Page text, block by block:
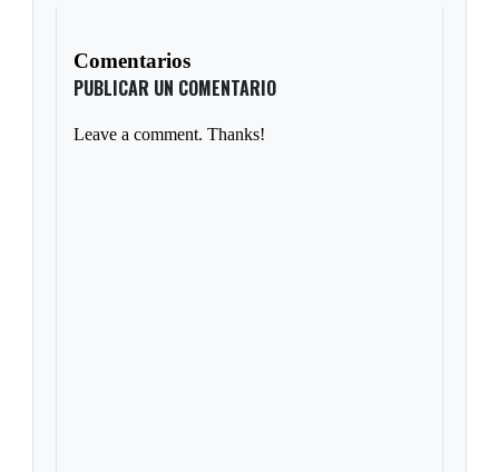
Comentarios
PUBLICAR UN COMENTARIO
Leave a comment. Thanks!